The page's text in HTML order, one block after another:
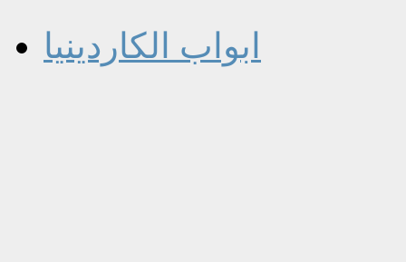
ابواب الكاردينيا